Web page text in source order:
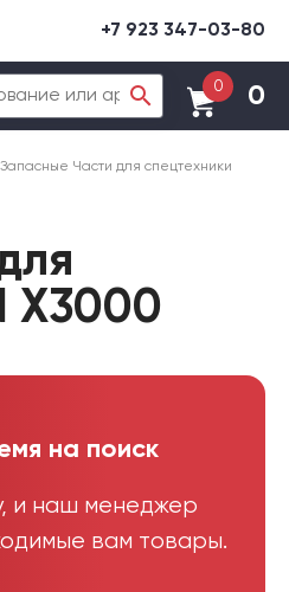
+7 923 347-03-80
0 0
Запасные Части для спецтехники
X3000
на поиск
и наш менеджер
вам товары.